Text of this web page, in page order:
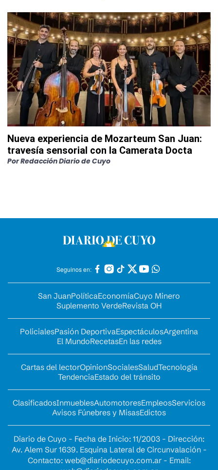
Nueva experiencia de Mozarteum San Juan:
travesía sensorial con la Camerata Docta
PorRedacción Diario de Cuyo
Seguinos en:
San JuanPolíticaEconomíaCuyo Minero
Suplemento VerdeRevista OH
PolicialesPasión DeportivaEspectáculosArgentina
El MundoRecetasEn las redes
Cartas del lectorOpinionSocialesSaludTecnología
TendenciaEstado del tránsito
ClasificadosInmueblesAutomotoresEmpleosServicios
Avisos Fúnebres y MisasEdictos
Diario de Cuyo - Fecha de Inicio: 11/2003 - Dirección:
Av. Alem Sur 1639. Esquina Lateral de Circunvalación -
Contacto: web@diariodecuyo.com.ar- Email: